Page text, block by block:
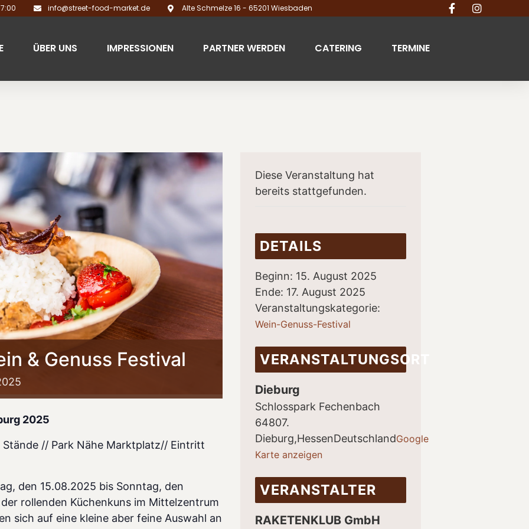
info@street-food-market.de Alte Schmelze 16 - 65201 Wiesbaden
ÜBER UNS IMPRESSIONEN PARTNER WERDEN CATERING TERMINE
& Genuss Festival
2025
// Park Nähe Marktplatz// Eintritt
den 15.08.2025 bis Sonntag, den
rollenden Küchenkuns im Mittelzentrum
sich auf eine kleine aber feine Auswahl an
Diese Veranstaltung hat
bereits stattgefunden.
DETAILS
Beginn: 15. August 2025
Ende: 17. August 2025
Veranstaltungskategorie:
Wein-Genuss-Festival
VERANSTALTUNGSORT
Dieburg
Schlosspark Fechenbach
64807.
Dieburg,HessenDeutschlandGoogle
Karte anzeigen
VERANSTALTER
RAKETENKLUB GmbH